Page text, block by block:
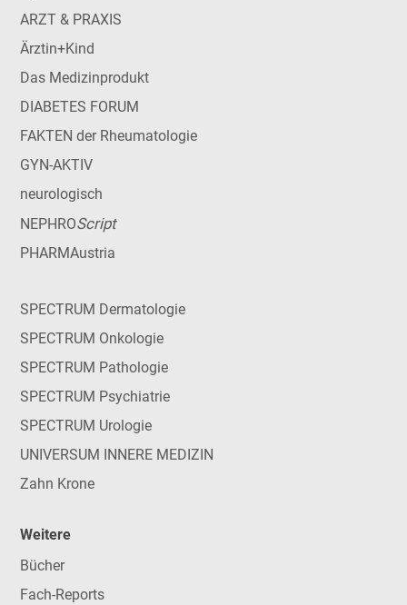
ARZT & PRAXIS
Ärztin+Kind
Das Medizinprodukt
DIABETES FORUM
FAKTEN der Rheumatologie
GYN-AKTIV
neurologisch
NEPHROScript
PHARMAustria
SPECTRUM Dermatologie
SPECTRUM Onkologie
SPECTRUM Pathologie
SPECTRUM Psychiatrie
SPECTRUM Urologie
UNIVERSUM INNERE MEDIZIN
Zahn Krone
Weitere
Bücher
Fach-Reports